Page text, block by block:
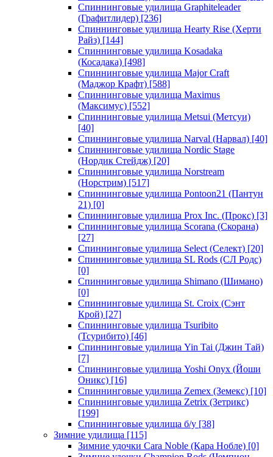
Спиннинговые удилища Graphiteleader
(Графитлидер) [236]
Спиннинговые удилища Hearty Rise (Херти
Райз) [144]
Спиннинговые удилища Kosadaka
(Косадака) [498]
Спиннинговые удилища Major Craft
(Маджор Крафт) [588]
Спиннинговые удилища Maximus
(Максимус) [552]
Спиннинговые удилища Metsui (Метсуи)
[40]
Спиннинговые удилища Narval (Нарвал) [40]
Спиннинговые удилища Nordic Stage
(Нордик Стейдж) [20]
Спиннинговые удилища Norstream
(Норстрим) [517]
Спиннинговые удилища Pontoon21 (Пантун
21) [0]
Спиннинговые удилища Prox Inc. (Прокс) [3]
Спиннинговые удилища Scorana (Скорана)
[27]
Спиннинговые удилища Select (Селект) [20]
Спиннинговые удилища SL Rods (СЛ Родс)
[0]
Спиннинговые удилища Shimano (Шимано)
[0]
Спиннинговые удилища St. Croix (Сэнт
Крой) [27]
Спиннинговые удилища Tsuribito
(Тсурибито) [46]
Спиннинговые удилища Yin Tai (Джин Тай)
[7]
Спиннинговые удилища Yoshi Onyx (Йоши
Оникс) [16]
Спиннинговые удилища Zemex (Земекс) [10]
Спиннинговые удилища Zetrix (Зетрикс)
[199]
Спиннинговые удилища б/у [38]
Зимние удилища [115]
Зимние удочки Cara Noble (Кара Нобле) [0]